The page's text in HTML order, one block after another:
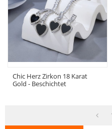
Chic Herz Zirkon 18 Karat
Gold - Beschichtet